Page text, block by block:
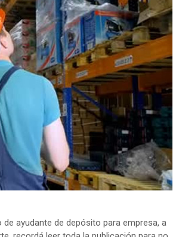
ayudante de depósito para empresa, a